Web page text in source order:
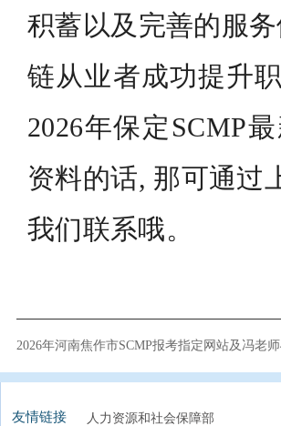
积蓄以及完善的服
链从业者成功提升
2026年保定SCMP
资料的话, 那可通过
我们联系哦。
2026年河南焦作市SCMP报考指定网站及冯老
友情链接 人力资源和社会保障部